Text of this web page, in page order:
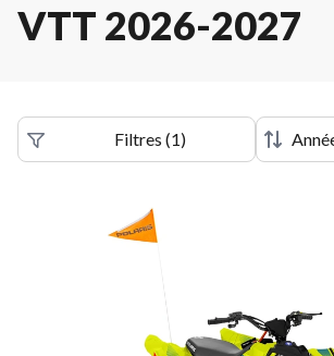
VTT 2026-2027
Filtres (1)